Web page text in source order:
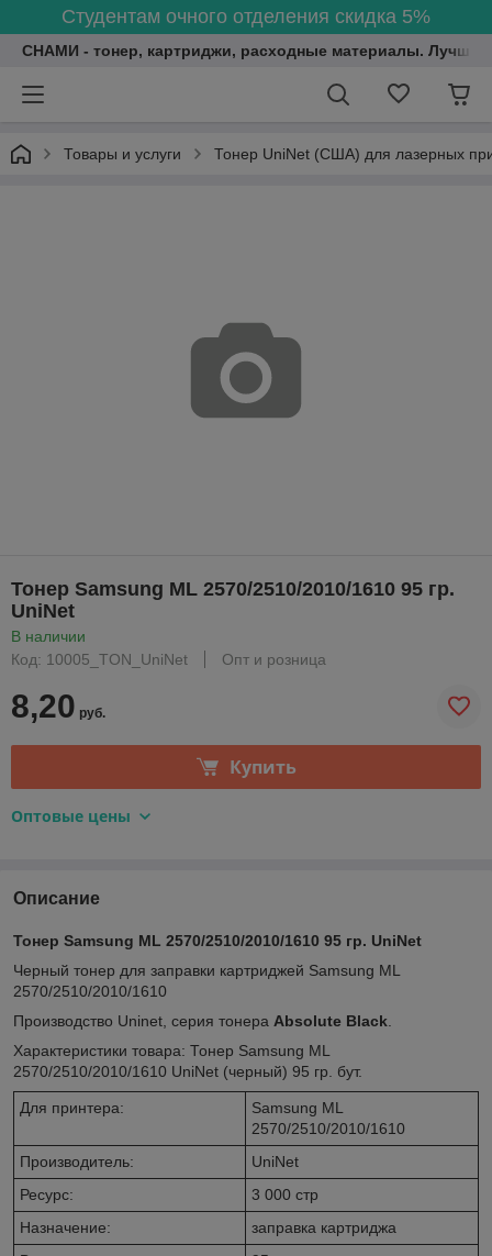
Студентам очного отделения скидка 5%
СНАМИ - тонер, картриджи, расходные материалы.
Товары и услуги Тонер UniNet (США) для лазерных
Тонер Samsung ML 2570/2510/2010/1610 95 гр.
UniNet
В наличии
Код: 10005_TON_UniNet
Опт и розница
8,20 руб.
Купить
Оптовые цены
Описание
Тонер Samsung ML 2570/2510/2010/1610 95 гр. UniNet
Черный тонер для заправки картриджей Samsung ML
2570/2510/2010/1610
Производство Uninet, серия тонера Absolute Black
Характеристики товара: Тонер Samsung ML
2570/2510/2010/1610 UniNet (черный) 95 гр. бут.
Для принтера:
Samsung ML
2570/2510/2010/1610
Производитель:
UniNet
Ресурс:
3 000 стр
Назначение:
заправка картриджа